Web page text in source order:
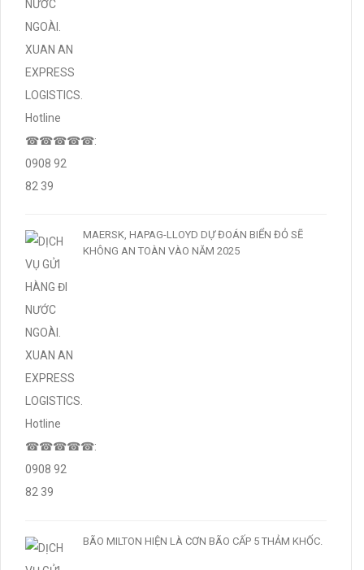
MAERSK, HAPAG-LLOYD DỰ ĐOÁN BIỂN ĐỎ SẼ
KHÔNG AN TOÀN VÀO NĂM 2025
BÃO MILTON HIỆN LÀ CƠN BÃO CẤP 5 THẢM KHỐC.